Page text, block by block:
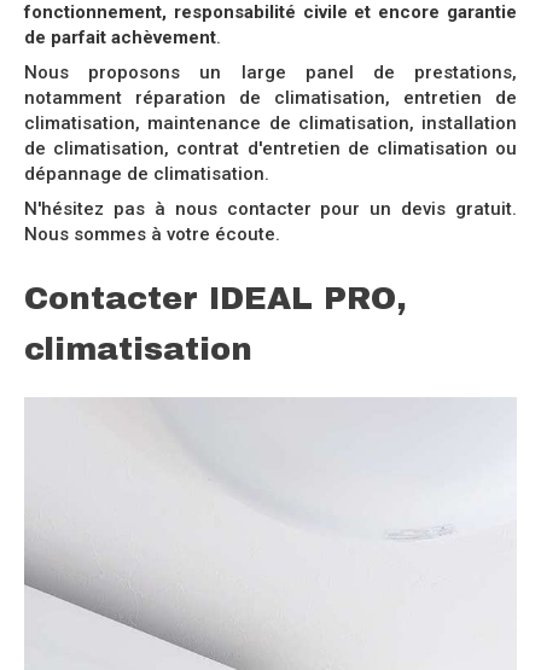
fonctionnement, responsabilité civile et encore garantie
de parfait achèvement.
Nous proposons un large panel de prestations,
notamment réparation de climatisation, entretien de
climatisation, maintenance de climatisation, installation
de climatisation, contrat d'entretien de climatisation ou
dépannage de climatisation.
N'hésitez pas à nous contacter pour un devis gratuit.
Nous sommes à votre écoute.
Contacter IDEAL PRO,
climatisation